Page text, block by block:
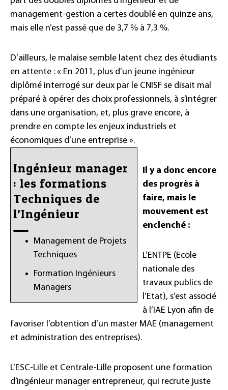
management-gestion a certes doublé en quinze ans,
mais elle n’est passé que de 3,7 % à 7,3 %.
D’ailleurs, le malaise semble latent chez des étudiants
en attente : « En 2011, plus d’un jeune ingénieur
diplômé interrogé sur deux par le CNISF se disait mal
préparé à opérer des choix professionnels, à s’intégrer
dans une organisation, et, plus grave encore, à
prendre en compte les enjeux industriels et
économiques d’une entreprise ».
Ingénieur manager
: les formations
Techniques de
l’Ingénieur
Management de Projets
Techniques
Formation Ingénieurs
Managers
Il y a donc encore
des progrès à
faire, mais le
mouvement est
enclenché :
L’ENTPE (Ecole
nationale des
travaux publics de
l’Etat), s’est associé
à l’IAE Lyon afin de
favoriser l’obtention d’un master MAE (management
et administration des entreprises).
L’ESC-Lille et Centrale-Lille proposent une formation
d’ingénieur manager entrepreneur, qui recrute juste